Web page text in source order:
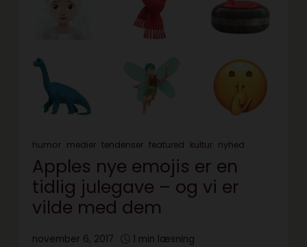
humor medier tendenser featured kultur nyhed
Apples nye emojis er en
tidlig julegave – og vi er
vilde med dem
november 6, 2017 1 min læsning